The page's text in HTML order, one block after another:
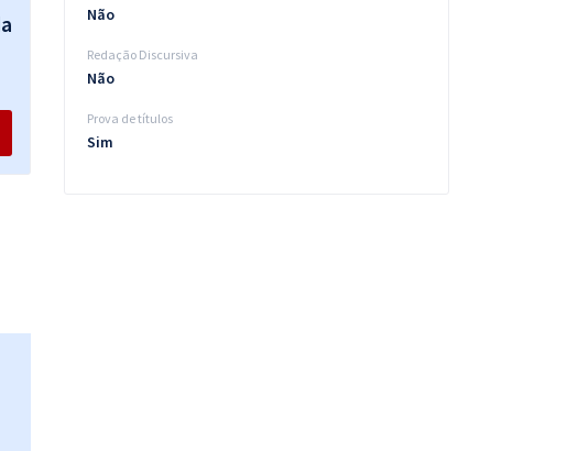
Não
Redação Discursiva
Não
Prova de títulos
Sim